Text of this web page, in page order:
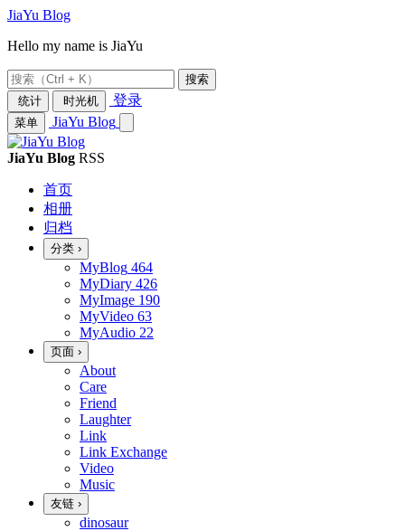
JiaYu Blog
Hello my name is JiaYu
搜索
统计
时光机 登录
菜单 JiaYu Blog
JiaYu Blog RSS
首页
相册
归档
分类 ›
MyBlog 464
MyDiary 426
MyImage 190
MyVideo 63
MyAudio 22
页面 ›
About
Care
Friend
Laughter
Link
Link Exchange
Video
Music
友链 ›
dinosaur